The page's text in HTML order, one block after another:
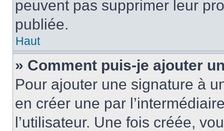
peuvent pas supprimer leur
publiée.
Haut
» Comment puis-je ajouter
Pour ajouter une signature à
en créer une par
l’utilisateur. Une fois créée,